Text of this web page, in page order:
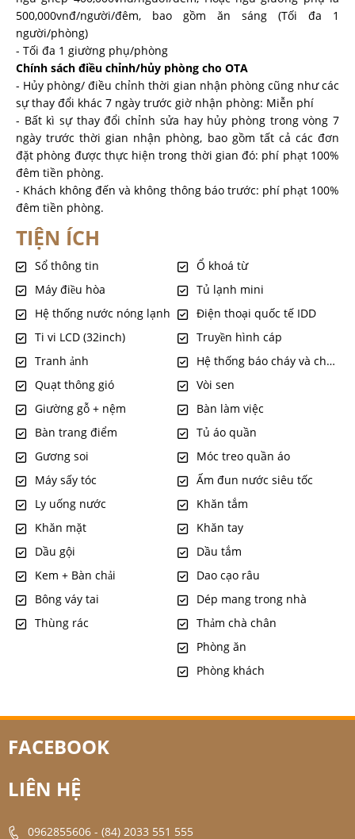
500,000vnđ/người/đêm, bao gồm ăn sáng (Tối đa 1
người/phòng)
- Tối đa 1 giường phụ/phòng
Chính sách điều chỉnh/hủy phòng cho OTA
- Hủy phòng/ điều chỉnh thời gian nhận phòng cũng như các
sự thay đổi khác 7 ngày trước giờ nhận phòng: Miễn phí
- Bất kì sự thay đổi chỉnh sửa hay hủy phòng trong vòng 7
ngày trước thời gian nhận phòng, bao gồm tất cả các đơn
đặt phòng được thực hiện trong thời gian đó: phí phạt 100%
đêm tiền phòng.
- Khách không đến và không thông báo trước: phí phạt 100%
đêm tiền phòng.
TIỆN ÍCH
Sổ thông tin
Ổ khoá từ
Máy điều hòa
Tủ lạnh mini
Hệ thống nước nóng lạnh
Điện thoại quốc tế IDD
Ti vi LCD (32inch)
Truyền hình cáp
Tranh ảnh
Hệ thống báo cháy và chống cháy tự động
Quạt thông gió
Vòi sen
Giường gỗ + nệm
Bàn làm việc
Bàn trang điểm
Tủ áo quần
Gương soi
Móc treo quần áo
Máy sấy tóc
Ấm đun nước siêu tốc
Ly uống nước
Khăn tắm
Khăn mặt
Khăn tay
Dầu gội
Dầu tắm
Kem + Bàn chải
Dao cạo râu
Bông váy tai
Dép mang trong nhà
Thùng rác
Thảm chà chân
Phòng ăn
Phòng khách
FACEBOOK
LIÊN HỆ
0962855606 - (84) 2033 551 555